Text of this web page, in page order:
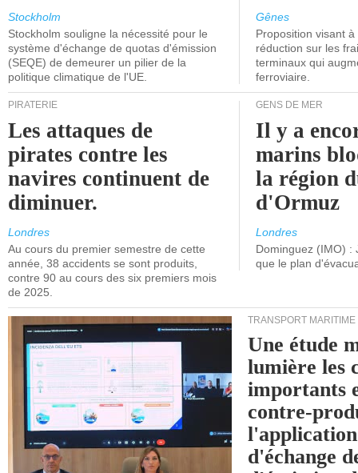
Stockholm
Stockholm souligne la nécessité pour le
système d'échange de quotas d'émission
(SEQE) de demeurer un pilier de la
politique climatique de l'UE.
Gênes
Proposition visant
réduction sur les
terminaux qui
ferroviaire.
PIRATERIE
Les attaques de
pirates contre les
navires continuent de
diminuer.
Londres
Au cours du premier semestre de cette
année, 38 accidents se sont produits,
contre 90 au cours des six premiers mois
de 2025.
GENS DE MER
Il y a
marins
la région
d'Ormuz
Londres
Dominguez (IMO) :
que le plan
TRANSPORT MARITIME
Une étude
lumière les
importants
contre-
d'échange